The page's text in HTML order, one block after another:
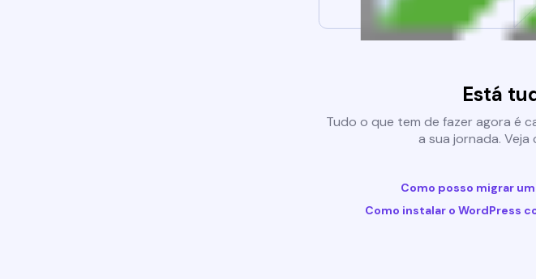
Está
Tudo o que tem de fazer agora é
a sua jornada.
Como posso migrar
Como instalar o WordPress